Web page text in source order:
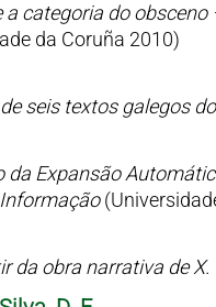
categoria do
da Coruña 2010)
seis textos galegos
Expansão
da obra narrativa de X.